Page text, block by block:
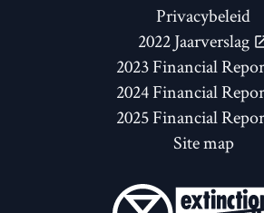
Privacybeleid
2022 Jaarverslag
2023 Financial
2024 Financial
2025 Financial
Site map